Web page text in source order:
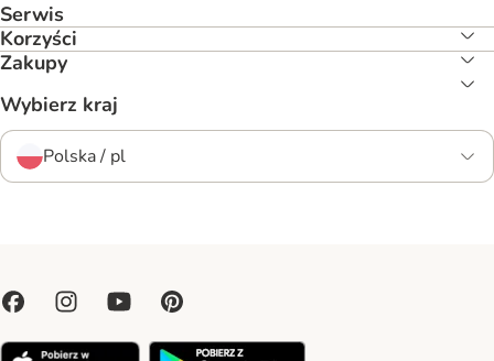
Serwis
Korzyści
Zakupy
Wybierz kraj
Polska / pl